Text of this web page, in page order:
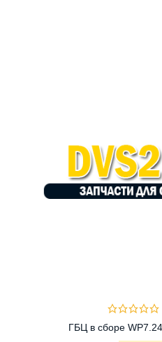
ГБЦ в сборе